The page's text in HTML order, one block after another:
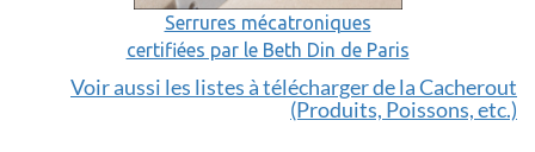
Serrures mécatroniques
certifiées par le Beth Din de Paris
Voir aussi les listes à télécharger de la Cacherout
(Produits, Poissons, etc.)